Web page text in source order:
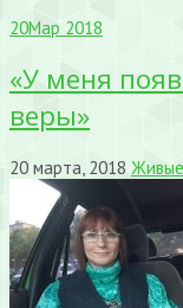
20Мар 2018
«У меня
веры»
20 марта, 2018